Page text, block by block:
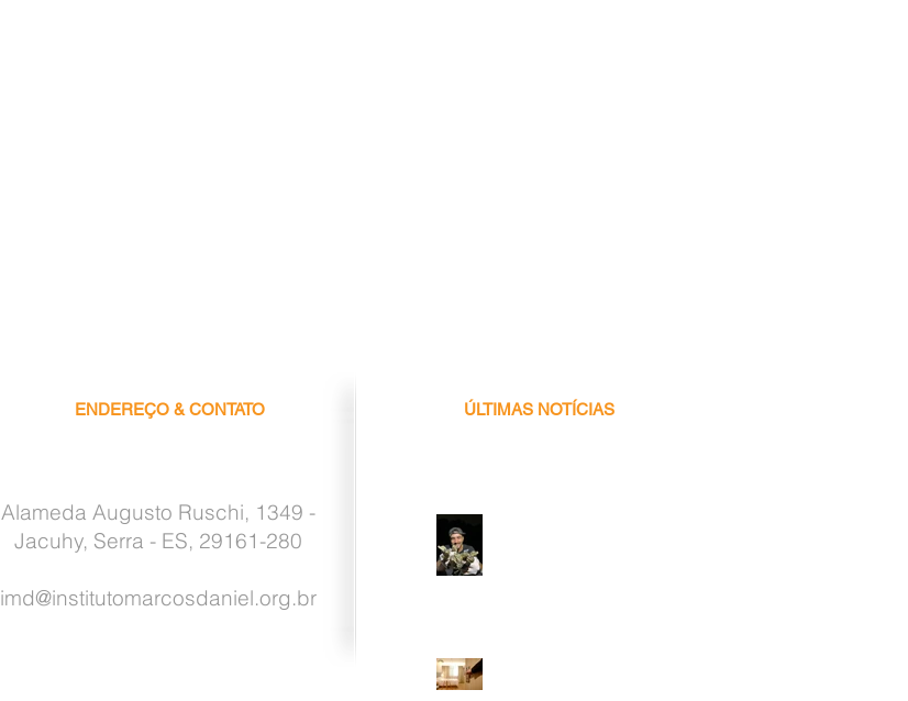
ENDEREÇO & CONTATO ÚLTIMAS NOTÍCIAS
Alameda Augusto Ruschi, 1349 -
Jacuhy, Serra - ES, 29161-280
imd@institutomarcosdaniel.org.br